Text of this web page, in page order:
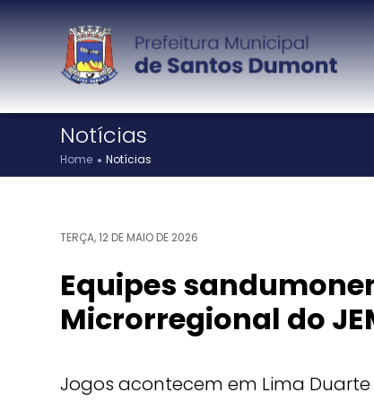
Cidade
Município
Executivo
Calendário de
Eventos
Calendário Municipal
Ações e
Notícias
Home Notícias
TERÇA, 12 DE MAIO DE 2026
Equipes
Microrregional do
Jogos acontecem em Lima Duarte